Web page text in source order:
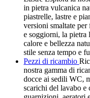
in pietra vulcanica
piastrelle, lastre e
versioni smaltate
e soggiorni, la pietra
calore e bellezza
stile senza tempo e
Pezzi di ricambio
nostra gamma di
docce ai sedili WC,
scarichi del lavabo e